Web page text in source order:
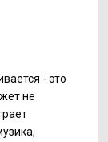
- это
не